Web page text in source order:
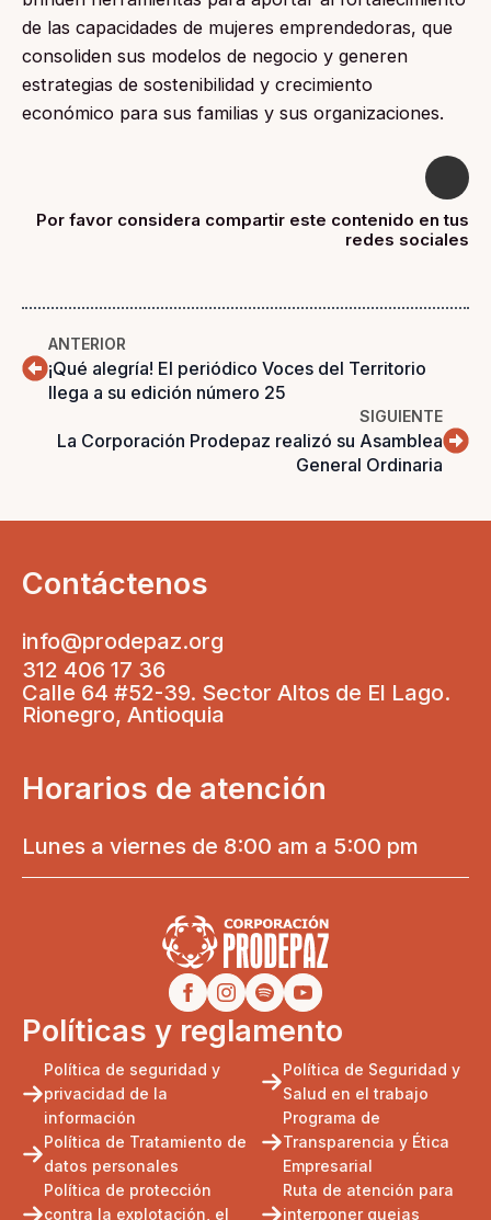
de las capacidades de mujeres emprendedoras, que
consoliden sus modelos de negocio y generen
estrategias de sostenibilidad y crecimiento
económico para sus familias y sus organizaciones.
Por favor considera compartir este contenido en tus
redes sociales
ANTERIOR
¡Qué alegría! El periódico Voces del Territorio
llega a su edición número 25
SIGUIENTE
La Corporación Prodepaz realizó su Asamblea
General Ordinaria
Contáctenos
info@prodepaz.org
312 406 17 36
Calle 64 #52-39. Sector Altos de El Lago.
Rionegro, Antioquia
Horarios de atención
Lunes a viernes de 8:00 am a 5:00 pm
Políticas y reglamento
Política de seguridad y
privacidad de la
información
Política de Tratamiento de
datos personales
Política de protección
contra la explotación, el
Política de Seguridad y
Salud en el trabajo
Programa de
Transparencia y Ética
Empresarial
Ruta de atención para
interponer quejas